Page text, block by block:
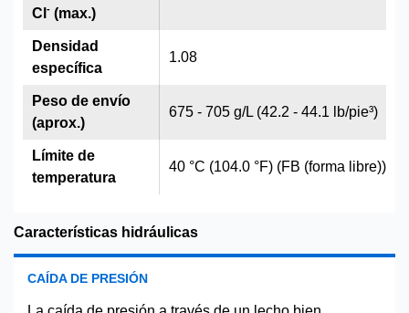
1.08
675 - 705 g/L (42.2 - 44.1 lb/pie³)
40 °C (104.0 °F) (FB (forma libre))
Cl - (max.)
Densidad
específica
Peso de envío
(aprox.)
Límite de
temperatura
Características hidráulicas
CAÍDA DE PRESIÓN